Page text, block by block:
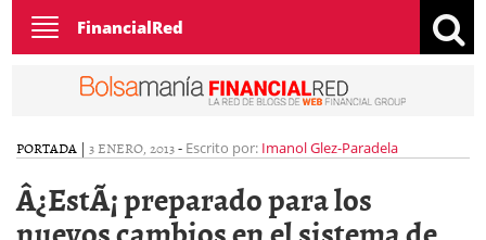
Toggle
navigation
FinancialRed
PORTADA | 3 ENERO, 2013- Escrito por: Imanol Glez-Paradela
Â¿EstÃ¡ preparado para los